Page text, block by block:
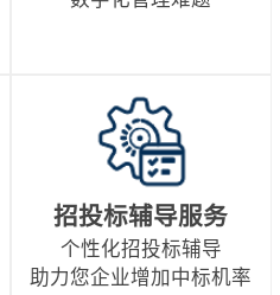
招投标辅导服务
个性化招投标辅导
助力您企业增加中标机率